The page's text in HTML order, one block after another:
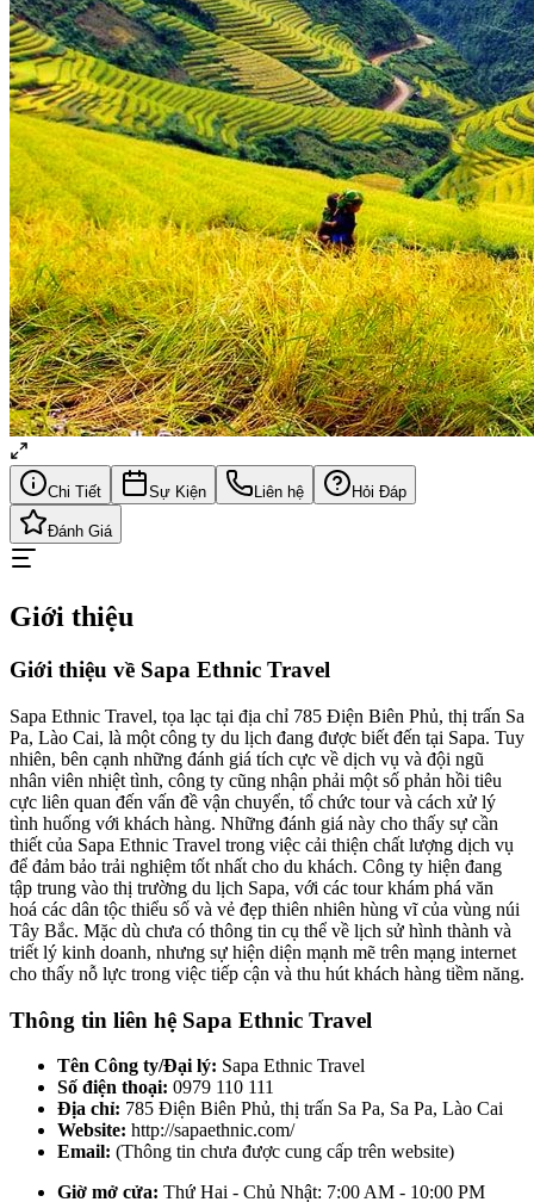
Chi Tiết Sự Kiện Liên hệ Hỏi Đáp
Đánh Giá
Giới thiệu
Giới thiệu về Sapa Ethnic Travel
Sapa Ethnic Travel, tọa lạc tại địa chỉ 785 Điện Biên Phủ, thị trấn Sa
Pa, Lào Cai, là một công ty du lịch đang được biết đến tại Sapa. Tuy
nhiên, bên cạnh những đánh giá tích cực về dịch vụ và đội ngũ
nhân viên nhiệt tình, công ty cũng nhận phải một số phản hồi tiêu
cực liên quan đến vấn đề vận chuyển, tổ chức tour và cách xử lý
tình huống với khách hàng. Những đánh giá này cho thấy sự cần
thiết của Sapa Ethnic Travel trong việc cải thiện chất lượng dịch vụ
để đảm bảo trải nghiệm tốt nhất cho du khách. Công ty hiện đang
tập trung vào thị trường du lịch Sapa, với các tour khám phá văn
hoá các dân tộc thiểu số và vẻ đẹp thiên nhiên hùng vĩ của vùng núi
Tây Bắc. Mặc dù chưa có thông tin cụ thể về lịch sử hình thành và
triết lý kinh doanh, nhưng sự hiện diện mạnh mẽ trên mạng internet
cho thấy nỗ lực trong việc tiếp cận và thu hút khách hàng tiềm năng.
Thông tin liên hệ Sapa Ethnic Travel
Tên Công ty/Đại lý: Sapa Ethnic Travel
Số điện thoại: 0979 110 111
Địa chỉ: 785 Điện Biên Phủ, thị trấn Sa Pa, Sa Pa, Lào Cai
Website: http://sapaethnic.com/
Email: (Thông tin chưa được cung cấp trên website)
Giờ mở cửa: Thứ Hai - Chủ Nhật: 7:00 AM - 10:00 PM